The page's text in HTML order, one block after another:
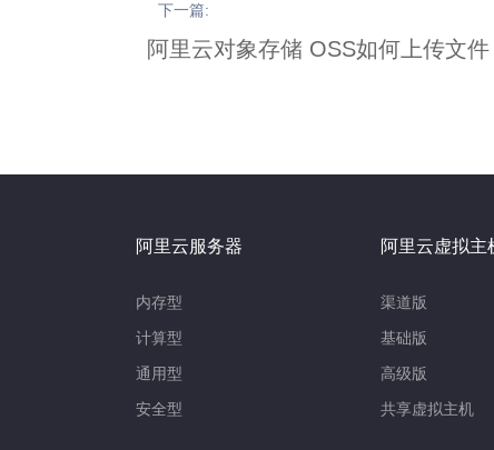
下一篇:
阿里云对象存储 OSS如何上传文件
阿里云服务器
内存型
计算型
通用型
安全型
阿里云虚拟主
渠道版
基础版
高级版
共享虚拟主机